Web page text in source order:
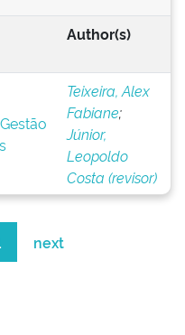
Author(s)
Teixeira, Alex
Fabiane;
Júnior,
Leopoldo
Costa (revisor)
next